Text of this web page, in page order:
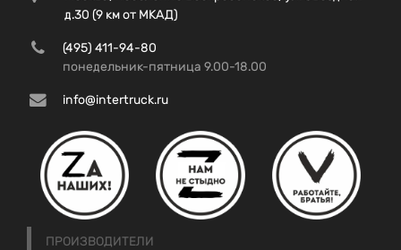
д.30 (9 км от МКАД)
(495) 411-94-80
понедельник-пятница 9.00-18.00
info@intertruck.ru
ПРОИЗВОДИТЕЛИ